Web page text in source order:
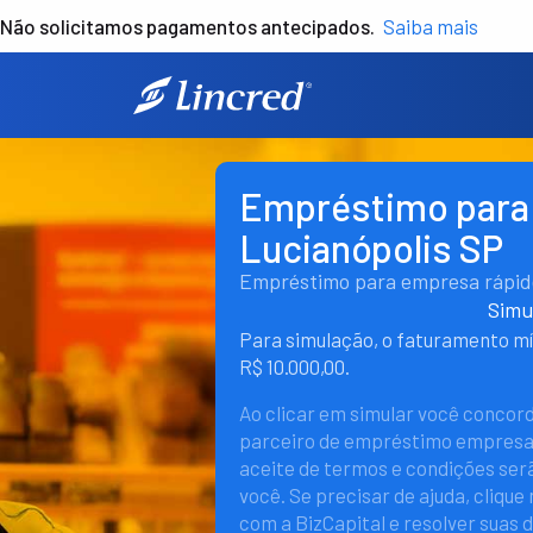
Não solicitamos pagamentos antecipados. Saiba mais
Empréstimo
Lucianópolis SP
Empréstimo para empresa
Para simulação, o faturamento
R$ 10.000,00.
Ao clicar em simular você
parceiro de empréstimo
aceite de termos e condições
você. Se precisar de ajuda,
com a BizCapital e resolver suas